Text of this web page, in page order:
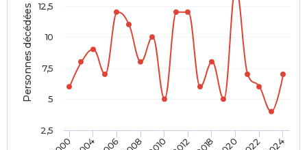
Personnes décédées
2,5
5
7,5
10
12,5